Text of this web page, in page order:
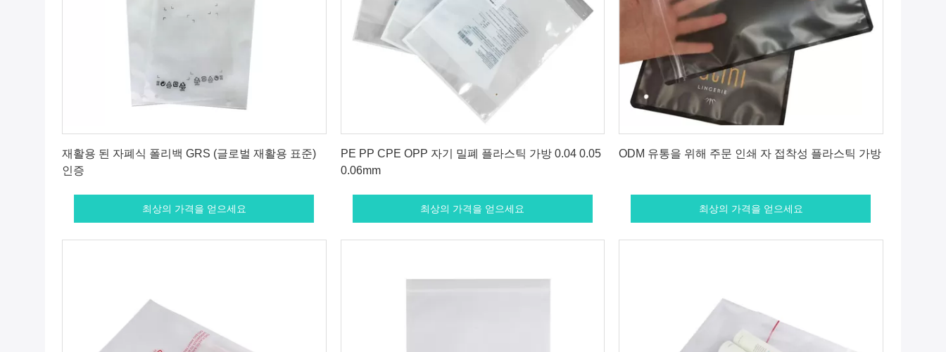
재활용 된 자폐식 폴리백 GRS (글로벌 재활용 표준)
인증
최상의 가격을 얻으세요
PE PP CPE OPP 자기 밀폐 플라스틱 가방 0.04 0.05
0.06mm
최상의 가격을 얻으세요
ODM 유통을 위해 주문 인쇄 자 접착성 플라스틱 가방
최상의 가격을 얻으세요